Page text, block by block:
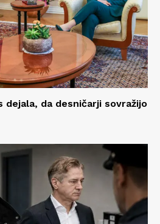
dejala, da desničarji sovražijo